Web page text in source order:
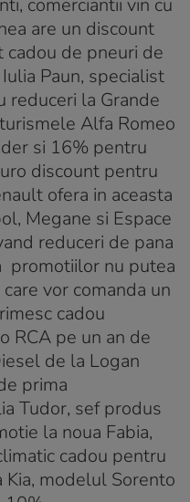
are un discount
cadou de pneuri de
Paun, specialist
reduceri la Grande
Alfa Romeo
si 16% pentru
discount pentru
ofera in aceasta
Megane si Espace
reduceri de pana
promotiilor nu putea
vor comanda un
cadou
RCA pe un an de
de la Logan
prima
Tudor, sef produs
la noua Fabia,
cadou pentru
modelul Sorento